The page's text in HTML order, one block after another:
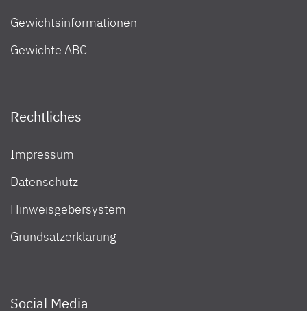
Gewichtsinformationen
Gewichte ABC
Rechtliches
Impressum
Datenschutz
Hinweisgebersystem
Grundsatzerklärung
Social Media